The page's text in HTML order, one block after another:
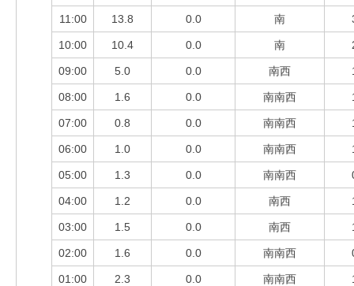
11:00 13.8 0.0 南
10:00 10.4 0.0 南
09:00 5.0 0.0 南西
08:00 1.6 0.0 南南西
07:00 0.8 0.0 南南西
06:00 1.0 0.0 南南西
05:00 1.3 0.0 南南西
04:00 1.2 0.0 南西
03:00 1.5 0.0 南西
02:00 1.6 0.0 南南西
01:00 2.3 0.0 南南西